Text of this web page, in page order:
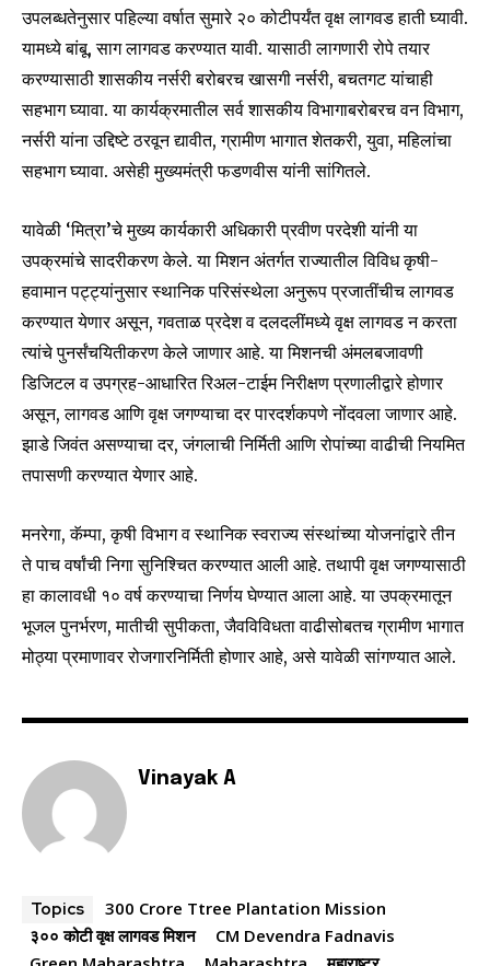
Join our community of
SUBSCRIBERS and be part of the
To subscribe, simply enter your email address on our website
or click the subscribe button below. Don't worry, we respect
your privacy and won't spam your inbox. Your information is
safe with us.
6,300
Fans
32,111
Followers
75
Followers
उपलब्धतेनुसार पहिल्या वर्षात सुमारे २० कोटीपर्यंत वृक्ष लागवड हाती घ्यावी.
यामध्ये बांबू, साग लागवड करण्यात यावी. यासाठी लागणारी रोपे तयार
करण्यासाठी शासकीय नर्सरी बरोबरच खासगी नर्सरी, बचतगट यांचाही
सहभाग घ्यावा. या कार्यक्रमातील सर्व शासकीय विभागाबरोबरच वन विभाग,
नर्सरी यांना उद्दिष्टे ठरवून द्यावीत, ग्रामीण भागात शेतकरी, युवा, महिलांचा
सहभाग घ्यावा. असेही मुख्यमंत्री फडणवीस यांनी सांगितले.
यावेळी ‘मित्रा’चे मुख्य कार्यकारी अधिकारी प्रवीण परदेशी यांनी या
उपक्रमांचे सादरीकरण केले. या मिशन अंतर्गत राज्यातील विविध कृषी-
हवामान पट्ट्यांनुसार स्थानिक परिसंस्थेला अनुरूप प्रजातींचीच लागवड
करण्यात येणार असून, गवताळ प्रदेश व दलदलींमध्ये वृक्ष लागवड न करता
त्यांचे पुनर्संचयितीकरण केले जाणार आहे. या मिशनची अंमलबजावणी
डिजिटल व उपग्रह-आधारित रिअल-टाईम निरीक्षण प्रणालीद्वारे होणार
असून, लागवड आणि वृक्ष जगण्याचा दर पारदर्शकपणे नोंदवला जाणार आहे.
झाडे जिवंत असण्याचा दर, जंगलाची निर्मिती आणि रोपांच्या वाढीची नियमित
तपासणी करण्यात येणार आहे.
मनरेगा, कॅम्पा, कृषी विभाग व स्थानिक स्वराज्य संस्थांच्या योजनांद्वारे तीन
ते पाच वर्षांची निगा सुनिश्चित करण्यात आली आहे. तथापी वृक्ष जगण्यासाठी
हा कालावधी १० वर्ष करण्याचा निर्णय घेण्यात आला आहे. या उपक्रमातून
भूजल पुनर्भरण, मातीची सुपीकता, जैवविविधता वाढीसोबतच ग्रामीण भागात
मोठ्या प्रमाणावर रोजगारनिर्मिती होणार आहे, असे यावेळी सांगण्यात आले.
Vinayak A
Topics
300 Crore Ttree Plantation Mission
३०० कोटी वृक्ष लागवड मिशन
CM Devendra Fadnavis